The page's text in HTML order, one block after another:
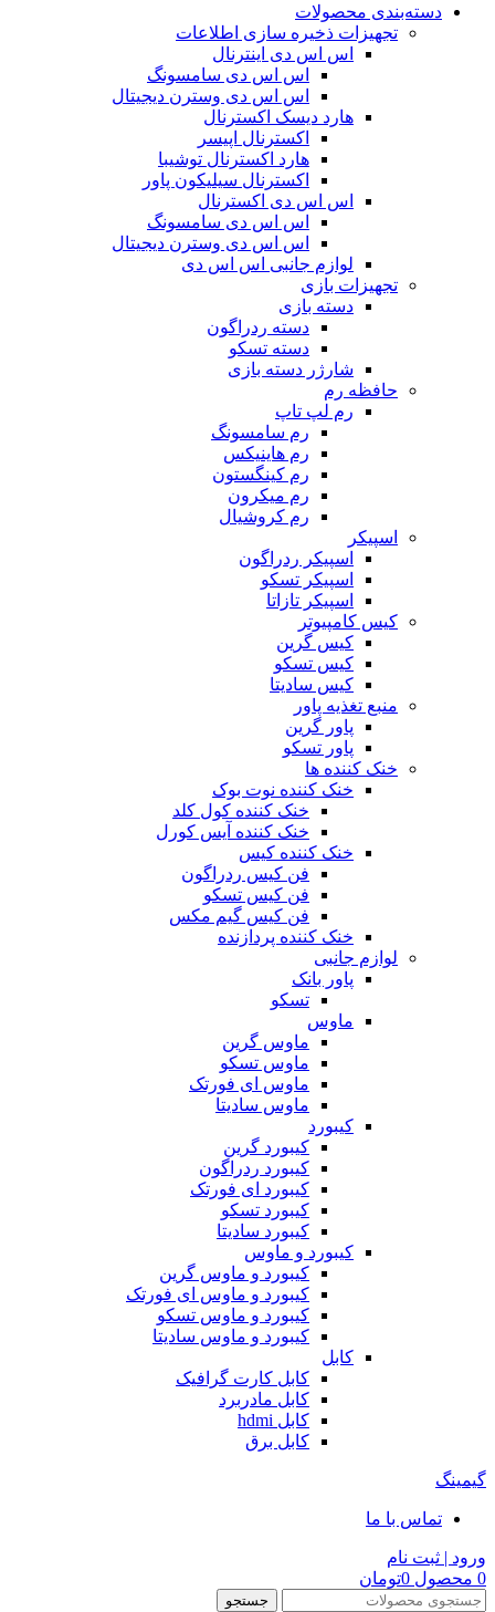
دسته‌بندی محصولات
تجهیزات ذخیره سازی اطلاعات
اس اس دی اینترنال
اس اس دی سامسونگ
اس اس دی وسترن دیجیتال
هارد دیسک اکسترنال
اکسترنال اپیسر
هارد اکسترنال توشیبا
اکسترنال سیلیکون پاور
اس اس دی اکسترنال
اس اس دی سامسونگ
اس اس دی وسترن دیجیتال
لوازم جانبی اس اس دی
تجهیزات بازی
دسته بازی
دسته ردراگون
دسته تسکو
شارژر دسته بازی
حافظه رم
رم لپ تاپ
رم سامسونگ
رم هاینیکس
رم کینگستون
رم میکرون
رم کروشیال
اسپیکر
اسپیکر ردراگون
اسپیکر تسکو
اسپیکر تازاتا
کیس کامپیوتر
کیس گرین
کیس تسکو
کیس سادیتا
منبع تغذیه‌ پاور
پاور گرین
پاور تسکو
خنک کننده ها
خنک کننده نوت بوک
خنک کننده کول کلد
خنک کننده آیس کورل
خنک کننده کیس
فن کیس ردراگون
فن کیس تسکو
فن کیس گیم مکس
خنک کننده پردازنده
لوازم جانبی
پاور بانک
تسکو
ماوس
ماوس گرین
ماوس تسکو
ماوس ای فورتک
ماوس سادیتا
کیبورد
کیبورد گرین
کیبورد ردراگون
کیبورد ای فورتک
کیبورد تسکو
کیبورد سادیتا
کیبورد و ماوس
کیبورد و ماوس گرین
کیبورد و ماوس ای فورتک
کیبورد و ماوس تسکو
کیبورد و ماوس سادیتا
کابل
کابل کارت گرافیک
کابل مادربرد
کابل hdmi
کابل برق
گیمینگ
تماس با ما
ورود | ثبت نام
0 محصول 0تومان
جستجو